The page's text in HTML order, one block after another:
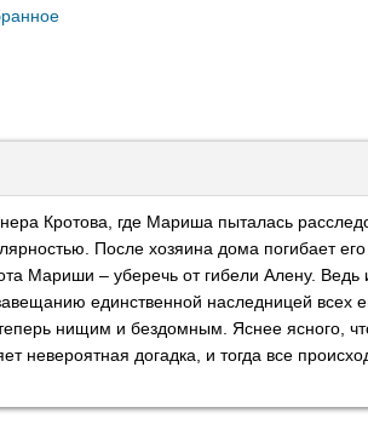
Кротова, где Мариша пыталась
После хозяина дома погибает
Мариши – уберечь от гибели Алену.
единственной наследницей всех
нищим и бездомным. Яснее ясного,
невероятная догадка, и тогда все